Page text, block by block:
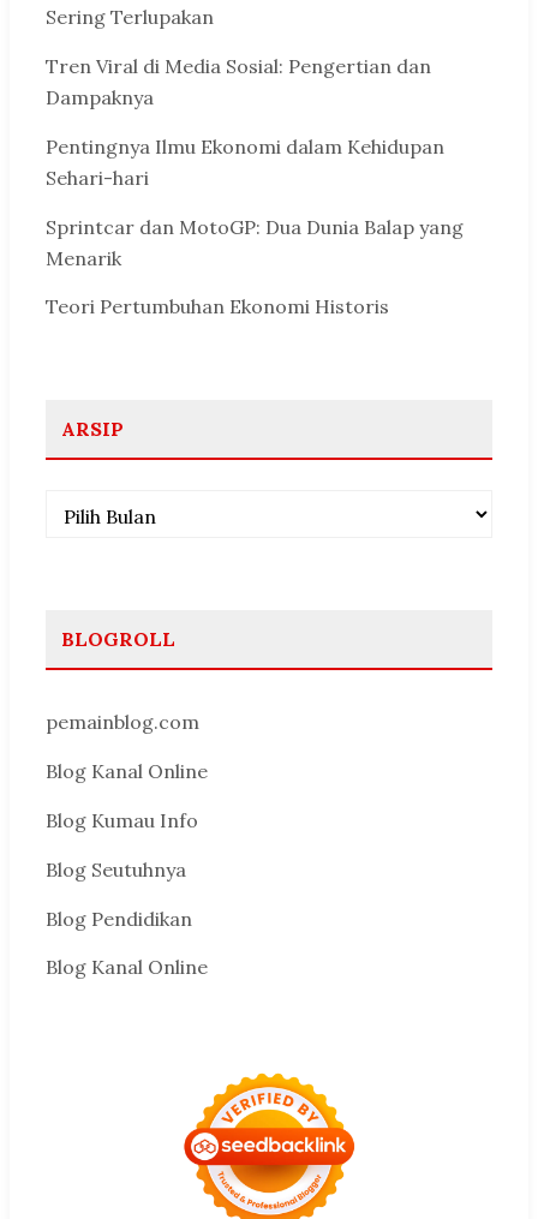
Sering Terlupakan
Tren Viral di Media Sosial: Pengertian dan
Dampaknya
Pentingnya Ilmu Ekonomi dalam Kehidupan
Sehari-hari
Sprintcar dan MotoGP: Dua Dunia Balap yang
Menarik
Teori Pertumbuhan Ekonomi Historis
ARSIP
Arsip
BLOGROLL
pemainblog.com
Blog Kanal Online
Blog Kumau Info
Blog Seutuhnya
Blog Pendidikan
Blog Kanal Online